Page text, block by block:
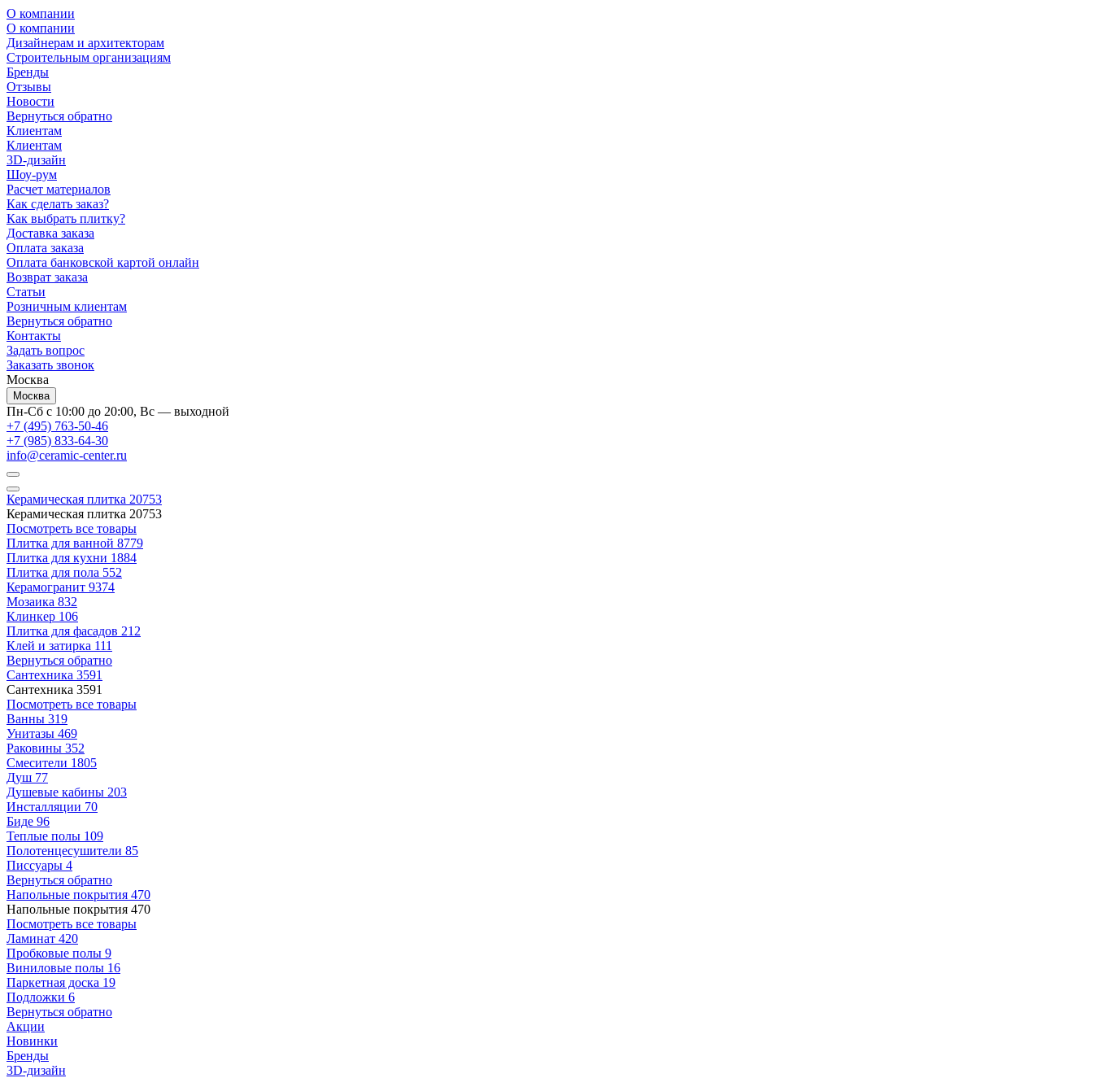
О компании
О компании
Дизайнерам и архитекторам
Строительным организациям
Бренды
Отзывы
Новости
Вернуться обратно
Клиентам
Клиентам
3D-дизайн
Шоу-рум
Расчет материалов
Как сделать заказ?
Как выбрать плитку?
Доставка заказа
Оплата заказа
Оплата банковской картой онлайн
Возврат заказа
Статьи
Розничным клиентам
Вернуться обратно
Контакты
Задать вопрос
Заказать звонок
Москва
Москва
Пн-Сб с 10:00 до 20:00, Вс — выходной
+7 (495) 763-50-46
+7 (985) 833-64-30
info@ceramic-center.ru
Керамическая плитка 20753
Керамическая плитка 20753
Посмотреть все товары
Плитка для ванной 8779
Плитка для кухни 1884
Плитка для пола 552
Керамогранит 9374
Мозаика 832
Клинкер 106
Плитка для фасадов 212
Клей и затирка 111
Вернуться обратно
Сантехника 3591
Сантехника 3591
Посмотреть все товары
Ванны 319
Унитазы 469
Раковины 352
Смесители 1805
Душ 77
Душевые кабины 203
Инсталляции 70
Биде 96
Теплые полы 109
Полотенцесушители 85
Писсуары 4
Вернуться обратно
Напольные покрытия 470
Напольные покрытия 470
Посмотреть все товары
Ламинат 420
Пробковые полы 9
Виниловые полы 16
Паркетная доска 19
Подложки 6
Вернуться обратно
Акции
Новинки
Бренды
3D-дизайн